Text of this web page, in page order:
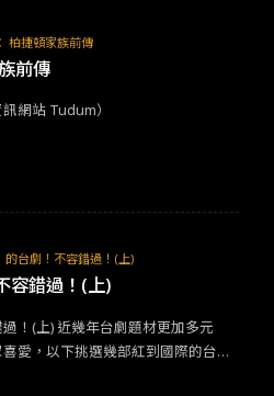
，溫柔善良的一家人從只能壓抑忍
彼此，如此的成長弧線著實令人憐
演了精闢的旁白，為自己的家人或
柏捷頓家族前傳
前傳
網站 Tudum）
的台劇！不容錯過！(上)
容錯過！(上)
！(上) 近幾年台劇題材更加多元
愛，以下挑選幾部紅到國際的台
國外了，你豈能錯過！由Miss Ces